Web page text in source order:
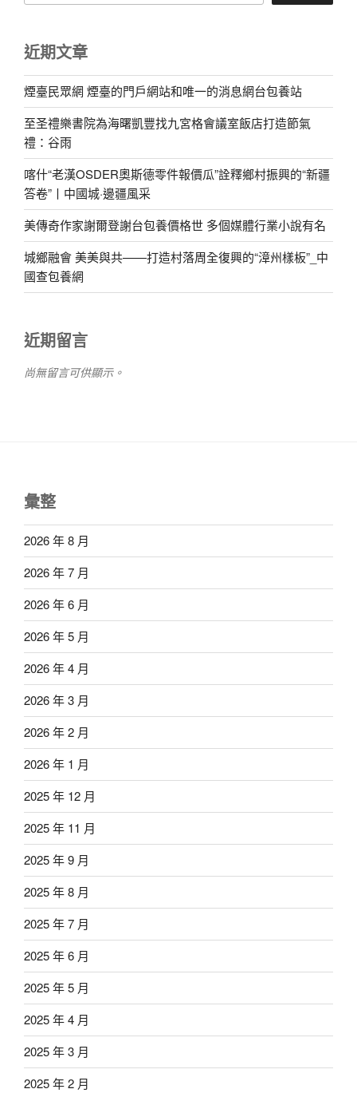
近期文章
煙臺民眾網 煙臺的門戶網站和唯一的消息網台包養站
至圣禮樂書院為海曙凱豐找九宮格會議室飯店打造節氣
禮：谷雨
喀什“老漢OSDER奧斯德零件報價瓜”詮釋鄉村振興的“新疆
答卷”丨中國城·邊疆風采
美傳奇作家謝爾登謝台包養價格世 多個媒體行業小說有名
城鄉融會 美美與共——打造村落周全復興的“漳州樣板”_中
國查包養網
近期留言
尚無留言可供顯示。
彙整
2026 年 8 月
2026 年 7 月
2026 年 6 月
2026 年 5 月
2026 年 4 月
2026 年 3 月
2026 年 2 月
2026 年 1 月
2025 年 12 月
2025 年 11 月
2025 年 9 月
2025 年 8 月
2025 年 7 月
2025 年 6 月
2025 年 5 月
2025 年 4 月
2025 年 3 月
2025 年 2 月